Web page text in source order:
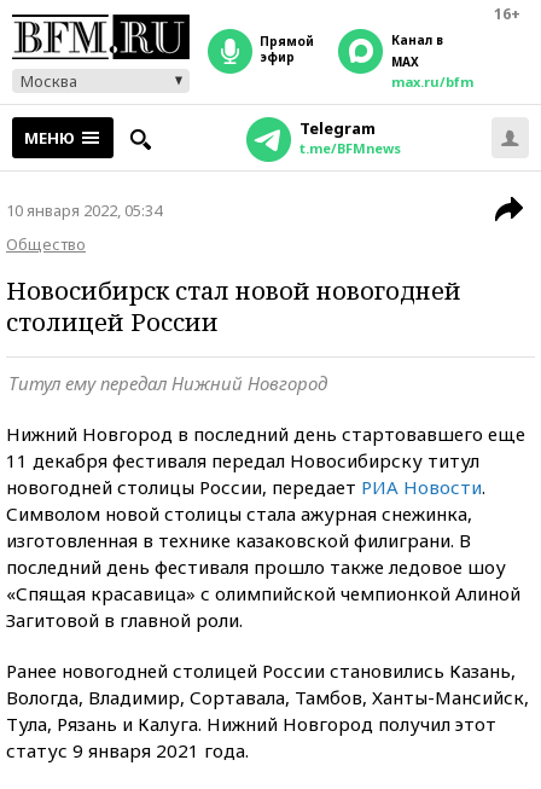
16+
Москва
прямой
эфир
Канал в
MAX
max.ru/bfm
МЕНЮ Telegram
t.me/BFMnews
10 января 2022, 05:34
Общество
Новосибирск стал новой новогодней
столицей России
Титул ему передал Нижний Новгород
Нижний Новгород в последний день стартовавшего еще
11 декабря фестиваля передал Новосибирску титул
новогодней столицы России, передает РИА Новости.
Символом новой столицы стала ажурная снежинка,
изготовленная в технике казаковской филиграни. В
последний день фестиваля прошло также ледовое шоу
«Спящая красавица» с олимпийской чемпионкой Алиной
Загитовой в главной роли.
Ранее новогодней столицей России становились Казань,
Вологда, Владимир, Сортавала, Тамбов, Ханты-Мансийск,
Тула, Рязань и Калуга. Нижний Новгород получил этот
статус 9 января 2021 года.